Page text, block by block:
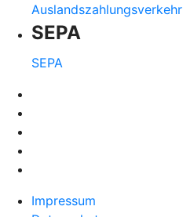
Auslandszahlungsverkehr
SEPA
SEPA
Impressum